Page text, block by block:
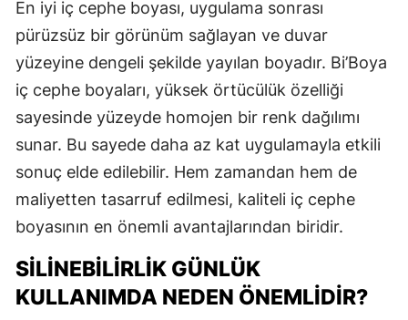
En iyi iç cephe boyası, uygulama sonrası
pürüzsüz bir görünüm sağlayan ve duvar
yüzeyine dengeli şekilde yayılan boyadır. Bi’Boya
iç cephe boyaları, yüksek örtücülük özelliği
sayesinde yüzeyde homojen bir renk dağılımı
sunar. Bu sayede daha az kat uygulamayla etkili
sonuç elde edilebilir. Hem zamandan hem de
maliyetten tasarruf edilmesi, kaliteli iç cephe
boyasının en önemli avantajlarından biridir.
SILINEBILIRLIK GÜNLÜK
KULLANIMDA NEDEN ÖNEMLIDIR?